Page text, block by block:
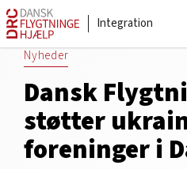
Integration
Nyheder
Dansk
støtter
foreninger i